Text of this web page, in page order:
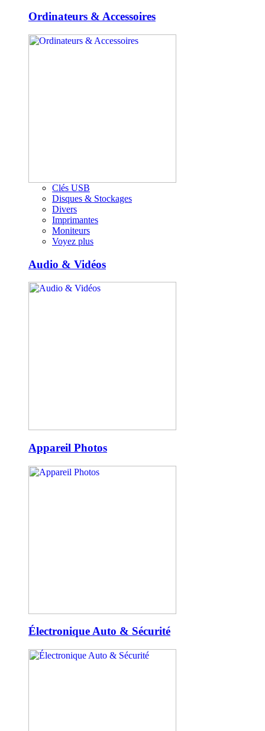
Ordinateurs & Accessoires
Clés USB
Disques & Stockages
Divers
Imprimantes
Moniteurs
Voyez plus
Audio & Vidéos
Appareil Photos
Électronique Auto & Sécurité